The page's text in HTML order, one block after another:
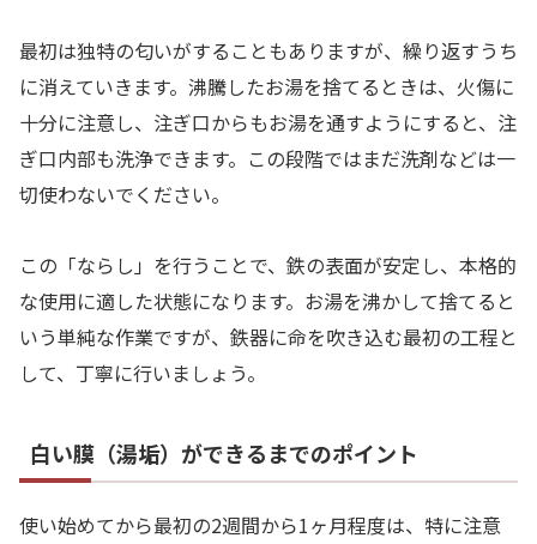
最初は独特の匂いがすることもありますが、繰り返すうち
に消えていきます。沸騰したお湯を捨てるときは、火傷に
十分に注意し、注ぎ口からもお湯を通すようにすると、注
ぎ口内部も洗浄できます。この段階ではまだ洗剤などは一
切使わないでください。
この「ならし」を行うことで、鉄の表面が安定し、本格的
な使用に適した状態になります。お湯を沸かして捨てると
いう単純な作業ですが、鉄器に命を吹き込む最初の工程と
して、丁寧に行いましょう。
白い膜（湯垢）ができるまでのポイント
使い始めてから最初の2週間から1ヶ月程度は、特に注意